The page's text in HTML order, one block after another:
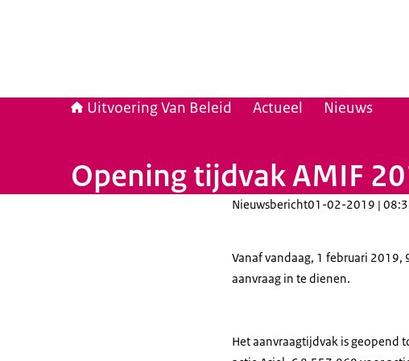
Uitvoering Van Beleid Actueel Nieuws
Opening tijdvak AMIF
Nieuwsbericht01-02-2019 |
Vanaf vandaag, 1 februari 2019,
aanvraag in te dienen.
Het aanvraagtijdvak is geopend